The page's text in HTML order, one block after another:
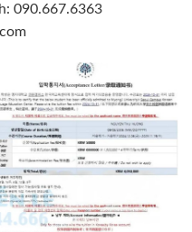
090.667.6363